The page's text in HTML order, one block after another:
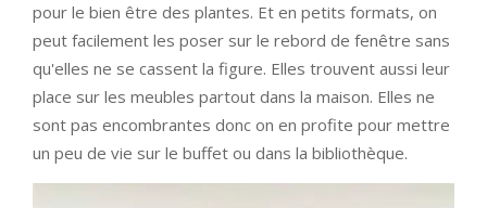
pour le bien être des plantes. Et en petits formats, on
peut facilement les poser sur le rebord de fenêtre sans
qu'elles ne se cassent la figure. Elles trouvent aussi leur
place sur les meubles partout dans la maison. Elles ne
sont pas encombrantes donc on en profite pour mettre
un peu de vie sur le buffet ou dans la bibliothèque.